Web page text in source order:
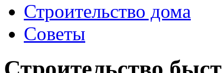
Строительство дома
Советы